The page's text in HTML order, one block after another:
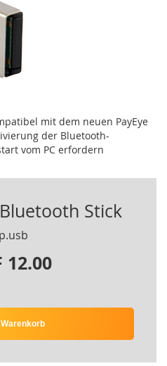
mit dem neuen PayEye
der Bluetooth-
vom PC erfordern
Stick
12.00
Warenkorb